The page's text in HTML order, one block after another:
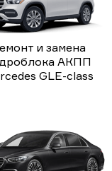
и замена
АКПП
GLE-class